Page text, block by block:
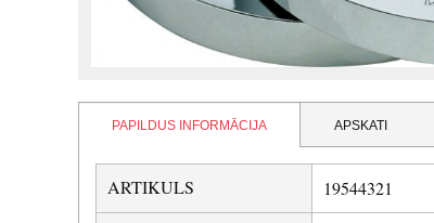
PAPILDUS INFORMĀCIJA APSKATI
ARTIKULS 19544321